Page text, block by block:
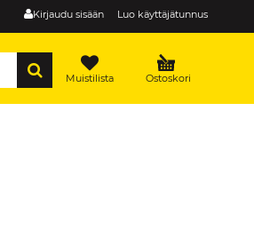
Kirjaudu sisään Luo käyttäjätunnus
Ostoskori
Muistilista